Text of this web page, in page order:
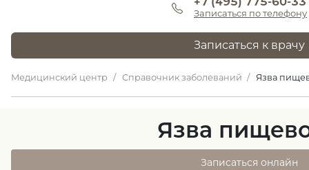
Записаться по телефону
Записаться к врачу
Медицинский центр Справочник заболеваний Язва
Язва
Записаться онлайн